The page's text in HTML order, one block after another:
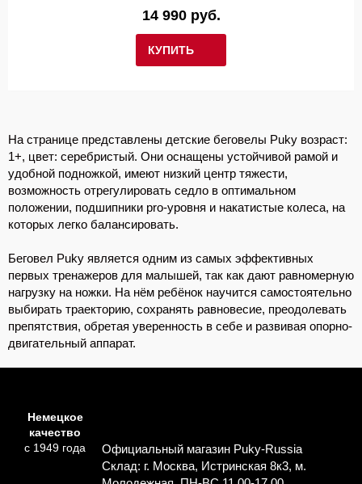
КУПИТЬ
14 990 руб.
На странице представлены детские беговелы Puky возраст:
1+, цвет: серебристый. Они оснащены устойчивой рамой и
удобной подножкой, имеют низкий центр тяжести,
возможность отрегулировать седло в оптимальном
положении, подшипники pro-уровня и накатистые колеса, на
которых легко балансировать.
Беговел Puky является одним из самых эффективных
первых тренажеров для малышей, так как дают равномерную
нагрузку на ножки. На нём ребёнок научится самостоятельно
выбирать траекторию, сохранять равновесие, преодолевать
препятствия, обретая уверенность в себе и развивая опорно-
двигательный аппарат.
Немецкое
качество
с 1949 года
Официальный магазин Puky-Russia
Склад: г. Москва, Истринская 8к3, м.